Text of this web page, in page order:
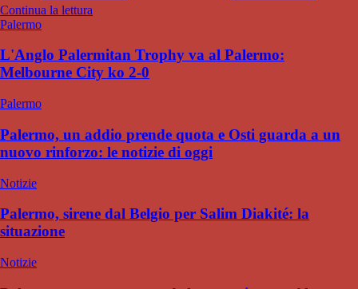
Continua la lettura
Palermo
L'Anglo Palermitan Trophy va al Palermo:
Melbourne City ko 2-0
Palermo
Palermo, un addio prende quota e Osti guarda a un
nuovo rinforzo: le notizie di oggi
Notizie
Palermo, sirene dal Belgio per Salim Diakité: la
situazione
Notizie